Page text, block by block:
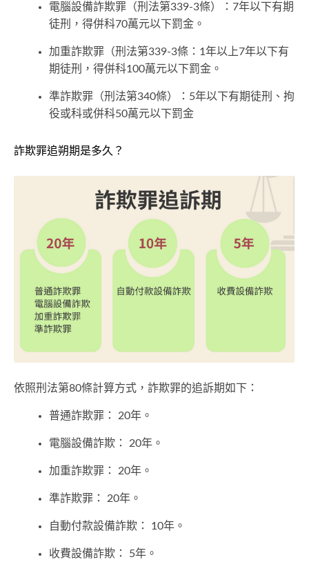
電腦設備詐欺罪（刑法第339-3條）：7年以下有期
徒刑，得併科70萬元以下罰金。
加重詐欺罪（刑法第339-3條：1年以上7年以下有
期徒刑，得併科100萬元以下罰金。
準詐欺罪（刑法第340條）：5年以下有期徒刑、拘
役或科或併科50萬元以下罰金
詐欺罪追朔期是多久？
依照刑法第80條計算方式，詐欺罪的追訴期如下：
普通詐欺罪： 20年。
電腦設備詐欺： 20年。
加重詐欺罪： 20年。
準詐欺罪： 20年。
自動付款設備詐欺： 10年。
收費設備詐欺： 5年。